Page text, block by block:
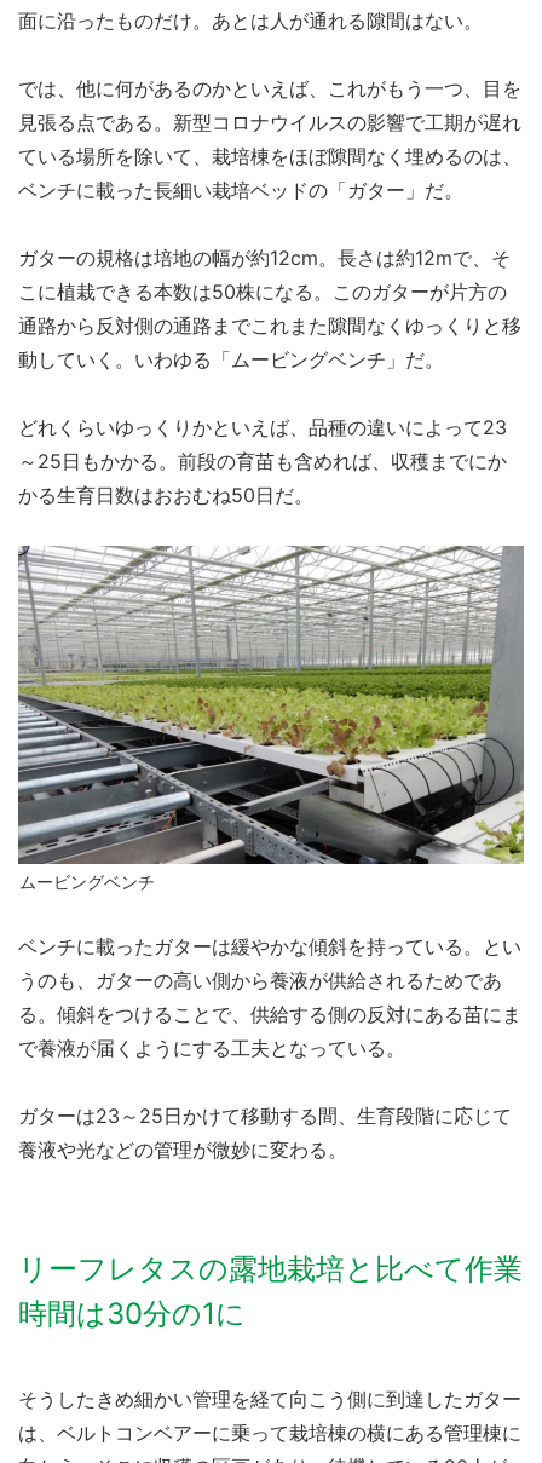
面に沿ったものだけ。あとは人が通れる隙間はない。
では、他に何があるのかといえば、これがもう一つ、目を
見張る点である。新型コロナウイルスの影響で工期が遅れ
ている場所を除いて、栽培棟をほぼ隙間なく埋めるのは、
ベンチに載った長細い栽培ベッドの「ガター」だ。
ガターの規格は培地の幅が約12cm。長さは約12mで、そ
こに植栽できる本数は50株になる。このガターが片方の
通路から反対側の通路までこれまた隙間なくゆっくりと移
動していく。いわゆる「ムービングベンチ」だ。
どれくらいゆっくりかといえば、品種の違いによって23
～25日もかかる。前段の育苗も含めれば、収穫までにか
かる生育日数はおおむね50日だ。
ムービングベンチ
ベンチに載ったガターは緩やかな傾斜を持っている。とい
うのも、ガターの高い側から養液が供給されるためであ
る。傾斜をつけることで、供給する側の反対にある苗にま
で養液が届くようにする工夫となっている。
ガターは23～25日かけて移動する間、生育段階に応じて
養液や光などの管理が微妙に変わる。
リーフレタスの露地栽培と比べて作業
時間は30分の1に
そうしたきめ細かい管理を経て向こう側に到達したガター
は、ベルトコンベアーに乗って栽培棟の横にある管理棟に